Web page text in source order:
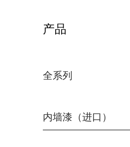
产品
全系列
内墙漆（进口）